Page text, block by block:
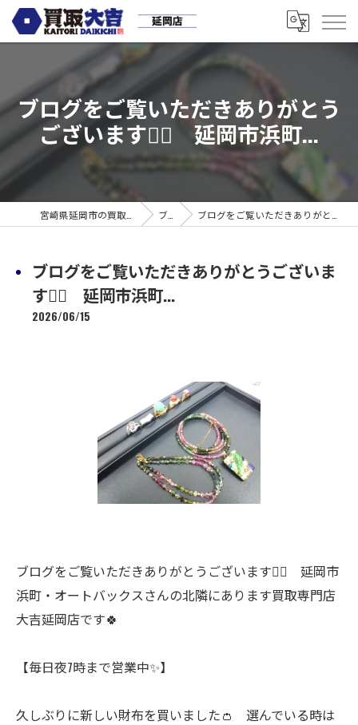
ブログをご覧いただきありがとう
ございます🙇‍♀️ 延岡市浜町...
ブログ ブログをご覧いただきありがとうございます🙇‍♀️ 延岡市浜町...
ブログをご覧いただきありがとうございま
す🙇‍♀️ 延岡市浜町...
2026/06/15
ブログをご覧いただきありがとうございます🙇‍♀️ 延岡市
浜町・オートバックスさんの北隣にあります買取専門店
大吉延岡店です🍀
【毎日夜7時まで営業中✨】
久しぶりに新しい財布を買いました👛 選んでいる時は